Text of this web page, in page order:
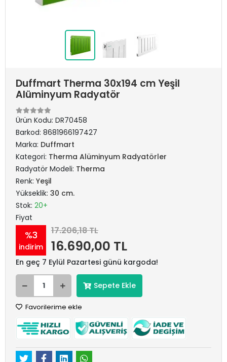
Duffmart Therma 30x194 cm Yeşil
Alüminyum Radyatör
Ürün Kodu: DR70458
Barkod: 8681966197427
Marka: Duffmart
Kategori: Therma Alüminyum Radyatörler
Radyatör Modeli: Therma
Renk: Yeşil
Yükseklik: 30 cm.
Stok: 20+
Fiyat
%3
indirim
17.206,18 TL
16.690,00 TL
En geç 7 Eylül Pazartesi günü kargoda!
Sepete Ekle
Favorilerime ekle